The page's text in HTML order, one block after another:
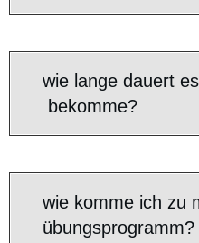
wie lange dauert
bekomme?
wie komme ich zu
übungsprogramm?